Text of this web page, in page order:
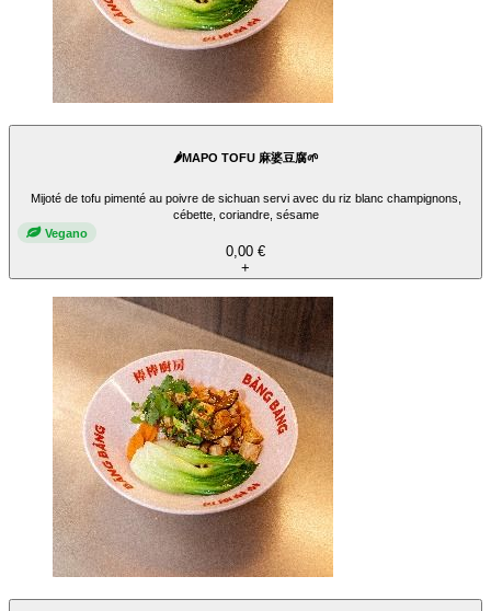
🌶️MAPO TOFU 麻婆豆腐🌱
Mijoté de tofu pimenté au poivre de sichuan servi avec du riz blanc champignons,
cébette, coriandre, sésame
Vegano
0,00 €
+